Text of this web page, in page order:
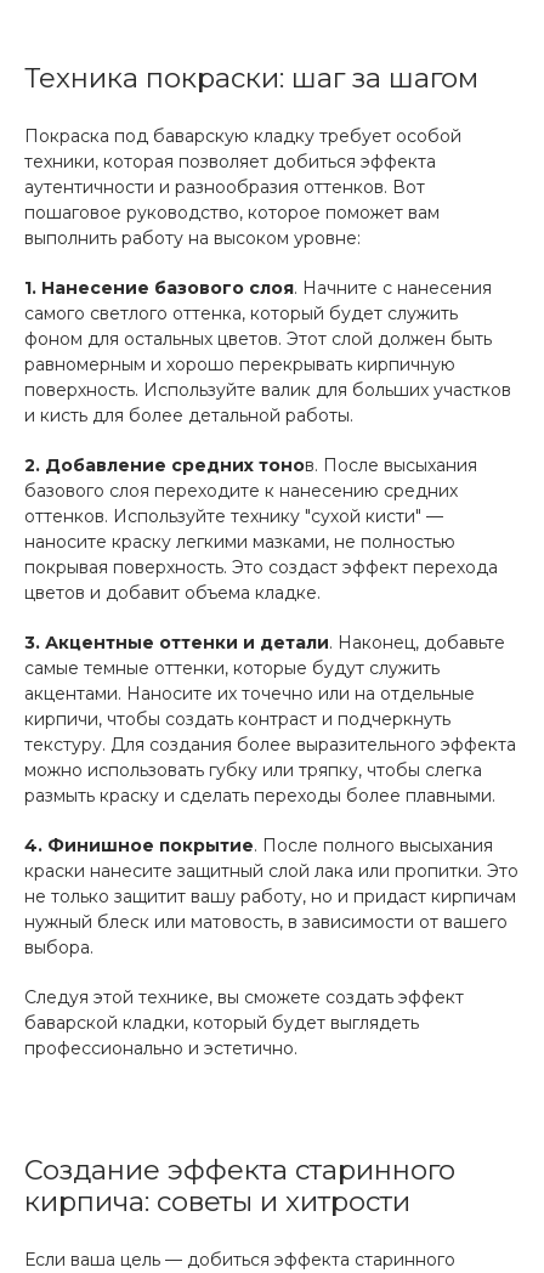
Техника покраски: шаг за шагом
Покраска под баварскую кладку требует особой
техники, которая позволяет добиться эффекта
аутентичности и разнообразия оттенков. Вот
пошаговое руководство, которое поможет вам
выполнить работу на высоком уровне:
1. Нанесение базового слоя. Начните с нанесения
самого светлого оттенка, который будет служить
фоном для остальных цветов. Этот слой должен быть
равномерным и хорошо перекрывать кирпичную
поверхность. Используйте валик для больших участков
и кисть для более детальной работы.
2. Добавление средних тонов. После высыхания
базового слоя переходите к нанесению средних
оттенков. Используйте технику "сухой кисти" —
наносите краску легкими мазками, не полностью
покрывая поверхность. Это создаст эффект перехода
цветов и добавит объема кладке.
3. Акцентные оттенки и детали. Наконец, добавьте
самые темные оттенки, которые будут служить
акцентами. Наносите их точечно или на отдельные
кирпичи, чтобы создать контраст и подчеркнуть
текстуру. Для создания более выразительного эффекта
можно использовать губку или тряпку, чтобы слегка
размыть краску и сделать переходы более плавными.
4. Финишное покрытие. После полного высыхания
краски нанесите защитный слой лака или пропитки. Это
не только защитит вашу работу, но и придаст кирпичам
нужный блеск или матовость, в зависимости от вашего
выбора.
Следуя этой технике, вы сможете создать эффект
баварской кладки, который будет выглядеть
профессионально и эстетично.
Создание эффекта старинного
кирпича: советы и хитрости
Если ваша цель — добиться эффекта старинного